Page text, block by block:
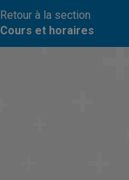
Retour à la section
Cours et horaires